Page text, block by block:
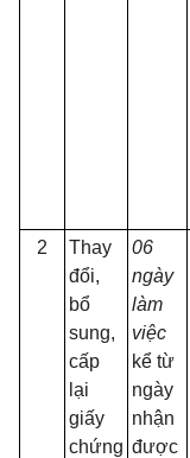
2
Thay
đổi,
bổ
sung,
cấp
lại
giấy
chứng
06
ngày
làm
việc
kể từ
ngày
nhận
được